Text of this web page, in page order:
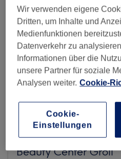
Beauty Center Groll
Wir verwenden eigene
Dritten, um Inhalte und
Medienfunktionen
Datenverkehr zu
Informationen über die
unsere Partner für soziale
Analysen weiter. Cookie-
Cookie-
Einstellungen